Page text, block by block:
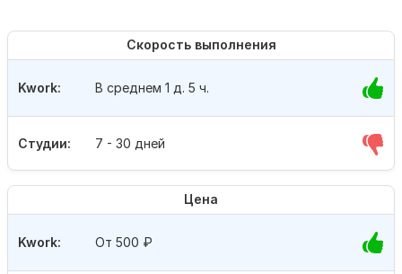
Скорость выполнения
Студии: 7 - 30 дней
Kwork: В среднем 1 д. 5 ч.
Цена
Kwork: От 500 ₽